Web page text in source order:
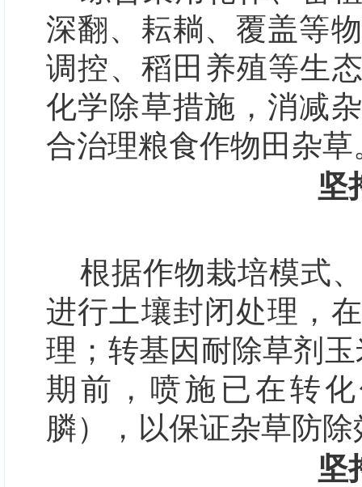
深翻、耘耥、覆盖等
调控、稻田养殖等生
化学除草措施，消减
合治理粮食作物田杂草
坚
根据作物栽培模式
进行土壤封闭处理，
理；转基因耐除草剂
期前，喷施已在转
膦），以保证杂草防
坚